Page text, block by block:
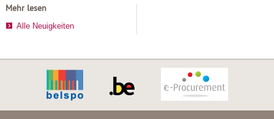
Mehr lesen
Alle Neuigkeiten